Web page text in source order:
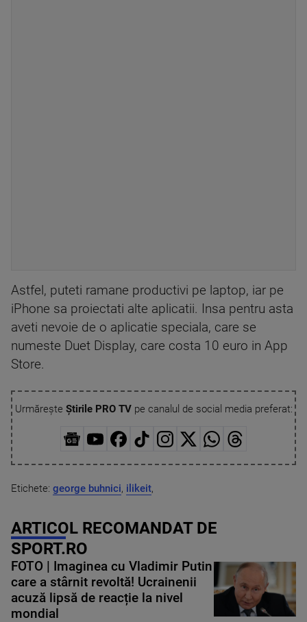
Astfel, puteti ramane productivi pe laptop, iar pe
iPhone sa proiectati alte aplicatii. Insa pentru asta
aveti nevoie de o aplicatie speciala, care se
numeste Duet Display, care costa 10 euro in App
Store.
Urmărește Știrile PRO TVpe canalul de social media preferat:
Etichete: george buhnici, ilikeit,
ARTICOL RECOMANDAT DE
SPORT.RO
FOTO | Imaginea cu Vladimir Putin
care a stârnit revoltă! Ucrainenii
acuză lipsă de reacție la nivel
mondial